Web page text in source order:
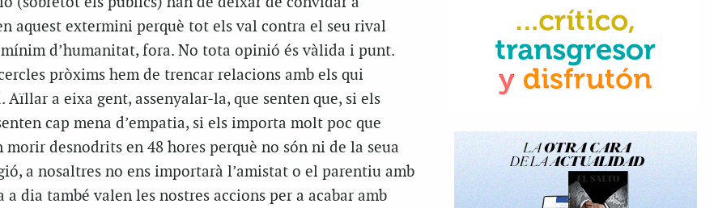
aquest extermini perquè tot els val contra el seu rival
d’humanitat, fora. No tota opinió és vàlida i punt.
pròxims hem de trencar relacions amb els qui
Aïllar a eixa gent, assenyalar-la, que senten que, si els
cap mena d’empatia, si els importa molt poc que
morir desnodrits en 48 hores perquè no són ni de la seua
a nosaltres no ens importarà l’amistat o el parentiu amb
a dia també valen les nostres accions per a acabar amb